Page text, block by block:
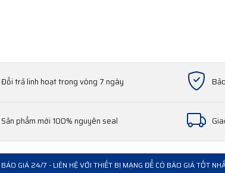
Đổi trả linh hoạt trong vòng 7 ngày
Sản phẩm mới 100% nguyên seal
GIÁ 24/7 - LIÊN HỆ VỚI THIẾT BỊ MẠNG ĐỂ CÓ BÁO GIÁ TỐT